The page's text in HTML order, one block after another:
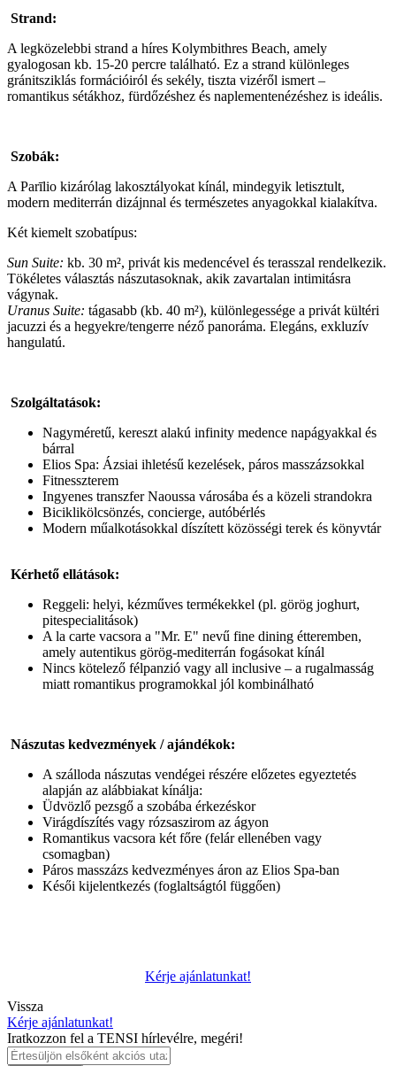
Strand:
A legközelebbi strand a híres Kolymbithres Beach, amely
gyalogosan kb. 15-20 percre található. Ez a strand különleges
gránitsziklás formációiról és sekély, tiszta vizéről ismert –
romantikus sétákhoz, fürdőzéshez és naplementenézéshez is ideális.
Szobák:
A Parīlio kizárólag lakosztályokat kínál, mindegyik letisztult,
modern mediterrán dizájnnal és természetes anyagokkal kialakítva.
Két kiemelt szobatípus:
Sun Suite: kb. 30 m², privát kis medencével és terasszal rendelkezik.
Tökéletes választás nászutasoknak, akik zavartalan intimitásra
vágynak.
Uranus Suite: tágasabb (kb. 40 m²), különlegessége a privát kültéri
jacuzzi és a hegyekre/tengerre néző panoráma. Elegáns, exkluzív
hangulatú.
Szolgáltatások:
Nagyméretű, kereszt alakú infinity medence napágyakkal és
bárral
Elios Spa: Ázsiai ihletésű kezelések, páros masszázsokkal
Fitnesszterem
Ingyenes transzfer Naoussa városába és a közeli strandokra
Biciklikölcsönzés, concierge, autóbérlés
Modern műalkotásokkal díszített közösségi terek és könyvtár
Kérhető ellátások:
Reggeli: helyi, kézműves termékekkel (pl. görög joghurt,
pitespecialitások)
A la carte vacsora a "Mr. E" nevű fine dining étteremben,
amely autentikus görög-mediterrán fogásokat kínál
Nincs kötelező félpanzió vagy all inclusive – a rugalmasság
miatt romantikus programokkal jól kombinálható
Nászutas kedvezmények / ajándékok:
A szálloda nászutas vendégei részére előzetes egyeztetés
alapján az alábbiakat kínálja:
Üdvözlő pezsgő a szobába érkezéskor
Virágdíszítés vagy rózsaszirom az ágyon
Romantikus vacsora két főre (felár ellenében vagy
csomagban)
Páros masszázs kedvezményes áron az Elios Spa-ban
Késői kijelentkezés (foglaltságtól függően)
Kérje ajánlatunkat!
Vissza
Kérje ajánlatunkat!
Iratkozzon fel a TENSI hírlevélre, megéri!